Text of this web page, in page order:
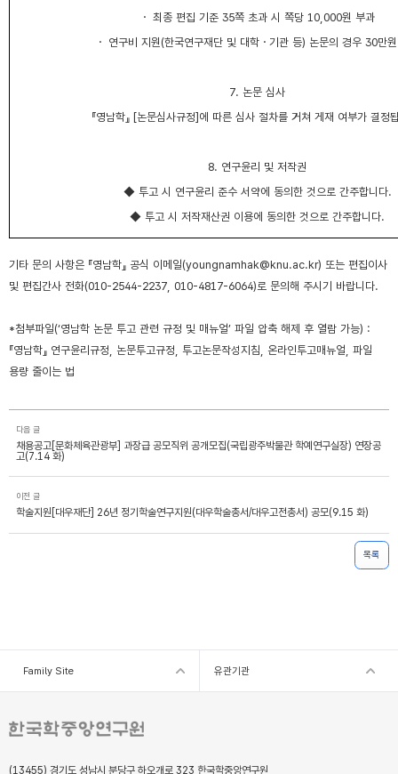
・ 최종 편집 기준 35쪽 초과 시 쪽당 10,000원 부과
・ 연구비 지원 (한국연구재단 및 대학・ 기관 등) 논문의 경우 30만
7. 논문 심사
『영남학』 [논문심사규정] 에 따른 심사 절차를 거쳐 게재 여부가 결정
8. 연구윤리 및 저작권
◆ 투고 시 연구윤리 준수 서약에 동의한 것으로 간주합니다.
◆ 투고 시 저작재산권 이용에 동의한 것으로 간주합니다.
기타 문의 사항은 『영남학』 공식 이메일(youngnamhak@knu.ac.kr) 또는 편집이사
및 편집간사 전화(010-2544-2237, 010-4817-6064) 로 문의해 주시기 바랍니다.
*첨부파일(‘영남학 논문 투고 관련 규정 및 매뉴얼’ 파일 압축 해제 후 열람 가능) :
『영남학』 연구윤리규정 논문투고규정 투고논문작성지침 온라인투고매뉴얼 파일
용량 줄이는 법
다음 글
채용공고[문화체육관광부] 과장급 공모직위 공개모집(국립광주박물관 학예연구실장) 연장공
고(7.14 화)
이전 글
학술지원[대우재단] 26년 정기학술연구지원(대우학술총서/대우고전총서) 공모(9.15 화)
목록
Family Site 유관기관
(13455) 경기도 성남시 분당구 하오개로 323 한국학중앙연구원